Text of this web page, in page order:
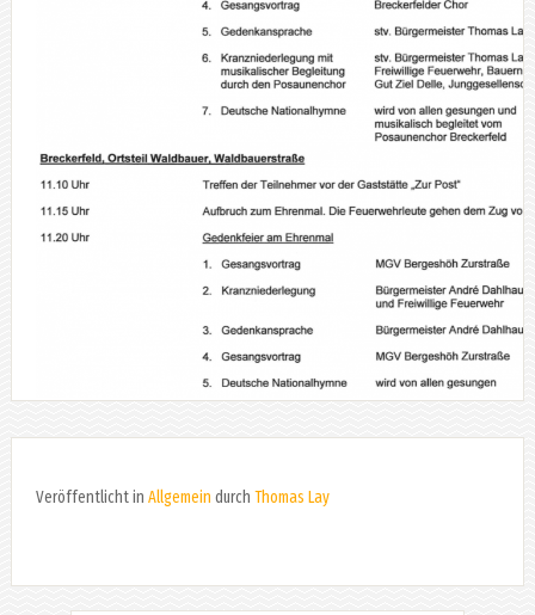
Veröffentlicht in Allgemein durch Thomas Lay